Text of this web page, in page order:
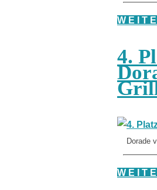
W E I T
4.
Dorade
W E I T